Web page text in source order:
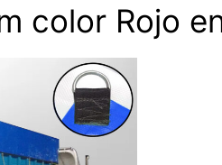
color Rojo